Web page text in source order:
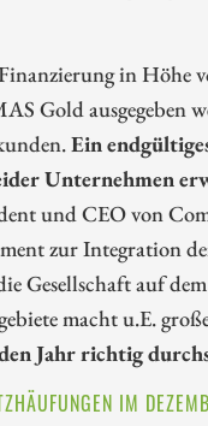
in Höhe
Gold ausgegeben
Ein
Unternehmen
und CEO von
zur Integration
Gesellschaft auf
macht u.E.
Jahr richtig
IM